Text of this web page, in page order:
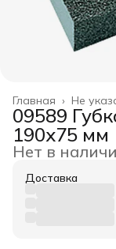
Не
Главная ›
09589
190х75 мм
Нет в
Доставка